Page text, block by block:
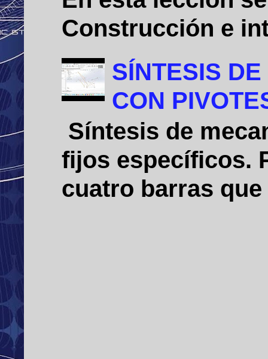
Construcción e
SÍNTESIS
CON
Síntesis de
fijos específicos.
cuatro barras que